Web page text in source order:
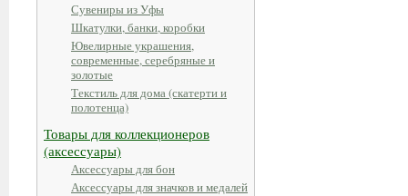
Сувениры из Уфы
Шкатулки, банки, коробки
Ювелирные украшения,
современные, серебряные и
золотые
Текстиль для дома (скатерти и
полотенца)
Товары для коллекционеров
(аксессуары)
Аксессуары для бон
Аксессуары для значков и медалей